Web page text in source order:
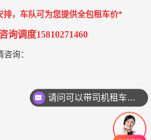
排，车队可为您提供全包租车价*
询调度15810271460
询：
请问可以带司机租车吗？